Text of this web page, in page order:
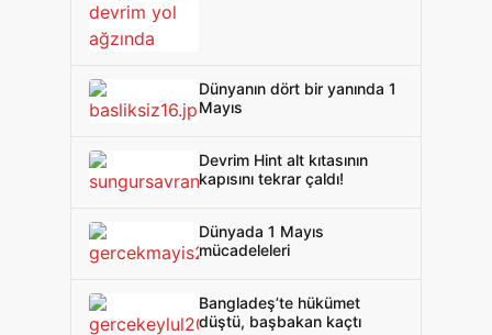
Dünyanın dört bir yanında 1
Mayıs
Devrim Hint alt kıtasının
kapısını tekrar çaldı!
Dünyada 1 Mayıs
mücadeleleri
Bangladeş’te hükümet
düştü, başbakan kaçtı